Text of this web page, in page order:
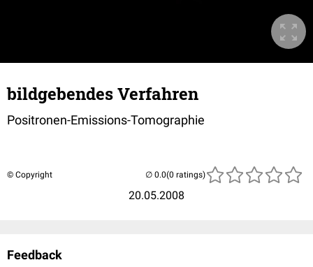
bildgebendes Verfahren
Positronen-Emissions-Tomographie
© Copyright
20.05.2008
(0 ratings)
Feedback